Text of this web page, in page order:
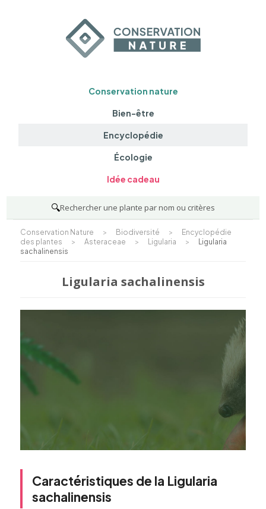
Conservation nature
Bien-être
Encyclopédie
Écologie
Idée cadeau
🔍Rechercher une plante par nom ou critères
Conservation Nature > Biodiversité >
Encyclopédie
des plantes
> Asteraceae > Ligularia >
Ligularia
sachalinensis
Ligularia sachalinensis
Caractéristiques de la Ligularia
sachalinensis